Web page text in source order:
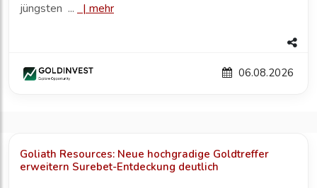
jüngsten ...
| mehr
06.08.2026
Goliath Resources: Neue hochgradige Goldtreffer
erweitern Surebet-Entdeckung deutlich